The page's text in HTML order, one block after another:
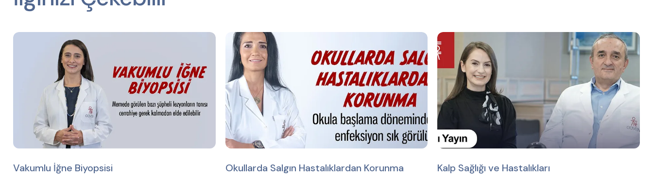
Vakumlu İğne Biyopsisi Okullarda Salgın Hastalıklardan Korunma Kalp Sağlığı ve Hastalıkları